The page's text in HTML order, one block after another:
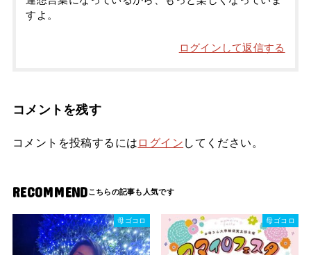
すよ。
ログインして返信する
コメントを残す
コメントを投稿するには ログイン してください。
RECOMMEND
母ゴコロ 母ゴコロ